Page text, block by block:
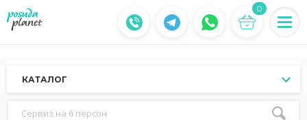
0
КАТАЛОГ
Сервиз на 6 персон